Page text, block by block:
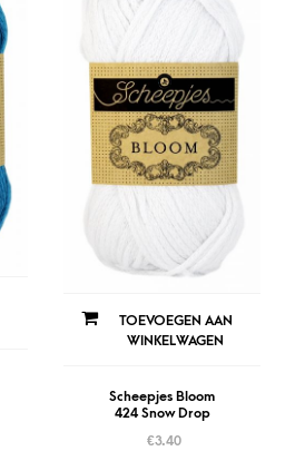
TOEVOEGEN AAN
WINKELWAGEN
Scheepjes Bloom
424 Snow Drop
€3.40